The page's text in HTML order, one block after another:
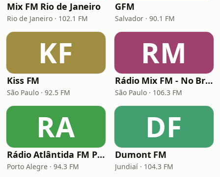
Mix FM Rio de Janeiro
Rio de Janeiro · 102.1 FM
GFM
Salvador · 90.1 FM
KF
Kiss FM
São Paulo · 92.5 FM
RM
Rádio Mix FM - No Break
São Paulo · 106.3 FM
RA
Rádio Atlântida FM Porto Alegre
Porto Alegre · 94.3 FM
DF
Dumont FM
Jundiaí · 104.3 FM